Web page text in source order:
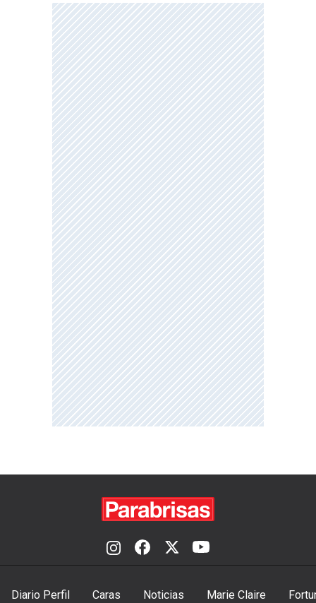
Diario Perfil Caras Noticias Marie Claire